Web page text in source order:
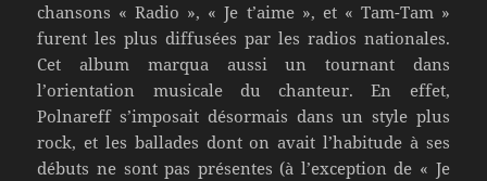
chansons « Radio », « Je t’aime », et « Tam-Tam »
furent les plus diffusées par les radios nationales.
Cet album marqua aussi un tournant dans
l’orientation musicale du chanteur. En effet,
Polnareff s’imposait désormais dans un style plus
rock, et les ballades dont on avait l’habitude à ses
débuts ne sont pas présentes (à l’exception de « Je